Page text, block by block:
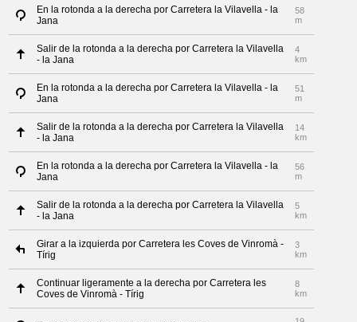
En la rotonda a la derecha por Carretera la Vilavella - la
Jana
58
m
Salir de la rotonda a la derecha por Carretera la Vilavella
- la Jana
4
km
En la rotonda a la derecha por Carretera la Vilavella - la
Jana
51
m
Salir de la rotonda a la derecha por Carretera la Vilavella
- la Jana
14
km
En la rotonda a la derecha por Carretera la Vilavella - la
Jana
56
m
Salir de la rotonda a la derecha por Carretera la Vilavella
- la Jana
5
km
Girar a la izquierda por Carretera les Coves de Vinromà -
Tírig
3
km
Continuar ligeramente a la derecha por Carretera les
Coves de Vinromà - Tírig
8
km